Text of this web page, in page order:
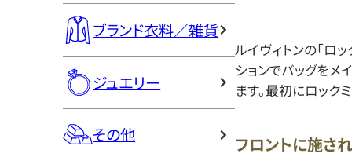
ブランド衣料／雑貨
ジュエリー
その他
ルイヴィトンの「ロ
ションでバッグを
ます。最初にロック
フロントに施さ